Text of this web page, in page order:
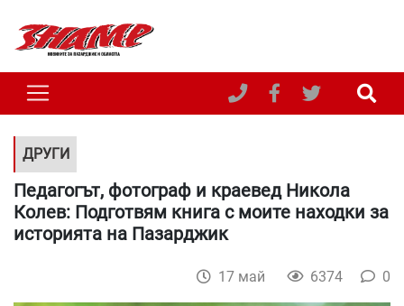
ДРУГИ
Педагогът, фотограф и краевед Никола
Колев: Подготвям книга с моите находки за
историята на Пазарджик
17 май 6374 0